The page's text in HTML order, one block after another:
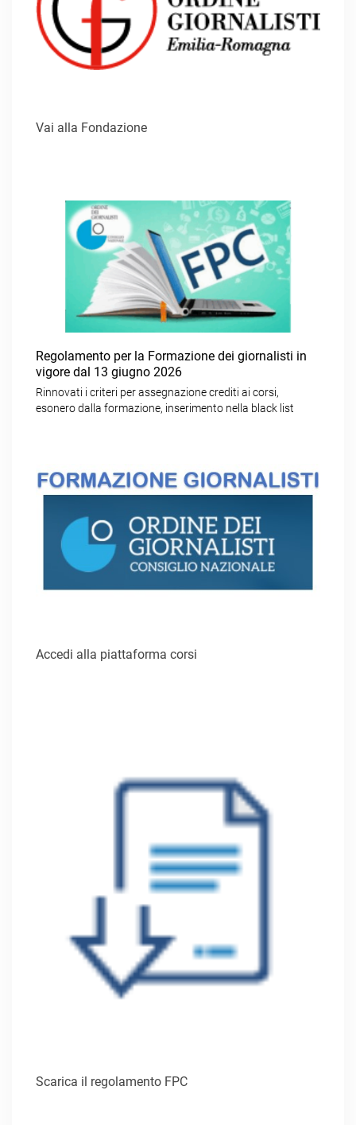
Vai alla Fondazione
Regolamento per la Formazione dei giornalisti in
vigore dal 13 giugno 2026
Rinnovati i criteri per assegnazione crediti ai corsi,
esonero dalla formazione, inserimento nella black list
Accedi alla piattaforma corsi
Scarica il regolamento FPC